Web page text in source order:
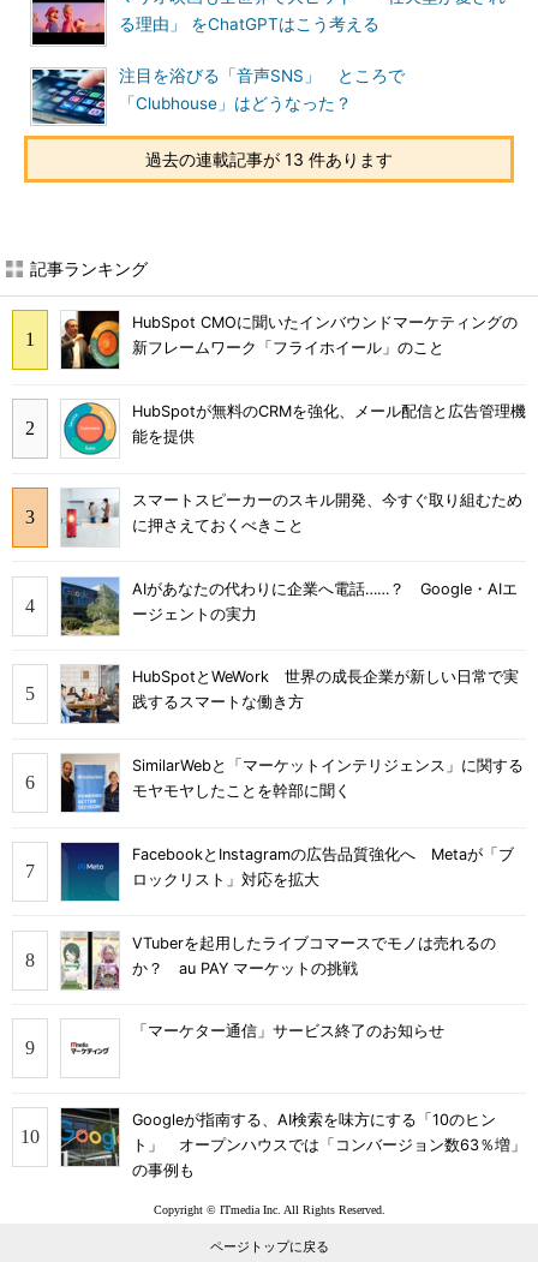
る理由」 をChatGPTはこう考える
注目を浴びる「音声SNS」 ところで
「Clubhouse」はどうなった？
過去の連載記事が 13 件あります
記事ランキング
HubSpot CMOに聞いたインバウンドマーケティングの
新フレームワーク「フライホイール」のこと
HubSpotが無料のCRMを強化、メール配信と広告管理機
能を提供
スマートスピーカーのスキル開発、今すぐ取り組むため
に押さえておくべきこと
AIがあなたの代わりに企業へ電話……？ Google・AIエ
ージェントの実力
HubSpotとWeWork 世界の成長企業が新しい日常で実
践するスマートな働き方
SimilarWebと「マーケットインテリジェンス」に関する
モヤモヤしたことを幹部に聞く
FacebookとInstagramの広告品質強化へ Metaが「ブ
ロックリスト」対応を拡大
VTuberを起用したライブコマースでモノは売れるの
か？ au PAY マーケットの挑戦
「マーケター通信」サービス終了のお知らせ
Googleが指南する、AI検索を味方にする「10のヒン
ト」 オープンハウスでは「コンバージョン数63％増」
の事例も
Copyright © ITmedia Inc. All Rights Reserved.
ページトップに戻る